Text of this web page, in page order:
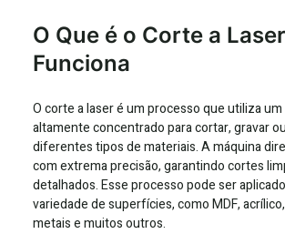
O Que é o Corte a
Funciona
O corte a laser é um processo que utiliza
altamente concentrado para cortar, gravar
diferentes tipos de materiais. A máquina
com extrema precisão, garantindo cortes
detalhados. Esse processo pode ser
variedade de superfícies, como MDF,
metais e muitos outros.